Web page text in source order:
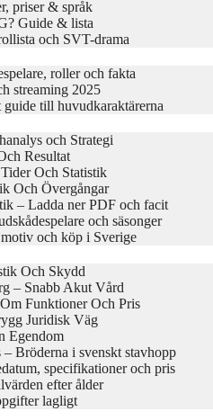
priser & språk
Guide & lista
och SVT-drama
roller och fakta
streaming 2025
till huvudkaraktärerna
och Strategi
Resultat
Och Statistik
Och Övergångar
– Ladda ner PDF och facit
och säsonger
och köp i Sverige
Och Skydd
– Snabb Akut Vård
Funktioner Och Pris
Juridisk Väg
Egendom
Bröderna i svenskt stavhopp
specifikationer och pris
efter ålder
lagligt